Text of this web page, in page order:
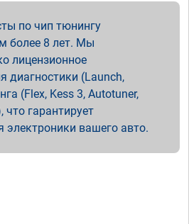
по чип тюнингу
более 8 лет. Мы
лицензионное
диагностики (Launch,
(Flex, Kess 3, Autotuner,
что гарантирует
электроники вашего авто.